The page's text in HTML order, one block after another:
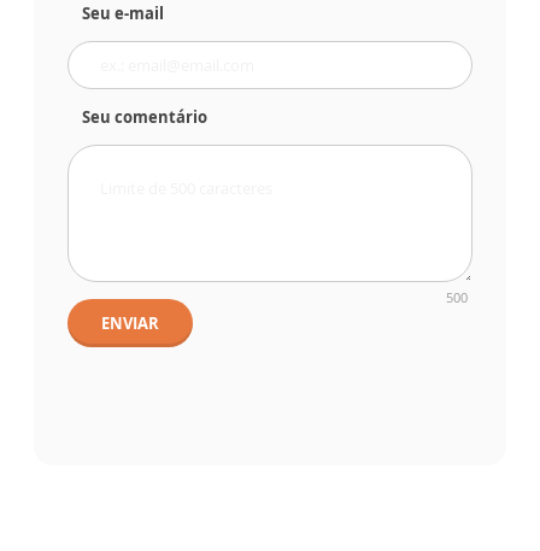
Seu e-mail
Seu comentário
500
ENVIAR